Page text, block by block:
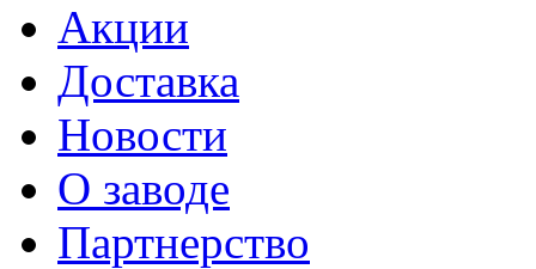
Акции
Доставка
Новости
О заводе
Партнерство